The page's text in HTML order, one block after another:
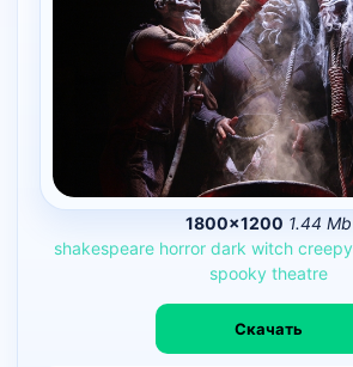
1800×1200 1.44 Mb
shakespeare horror dark witch creepy
spooky theatre
Скачать